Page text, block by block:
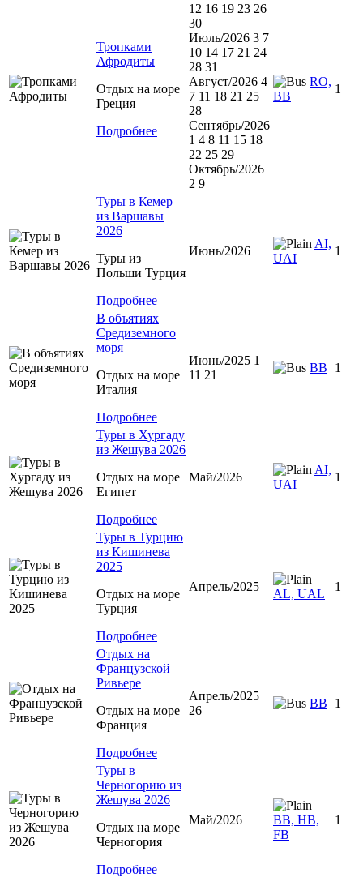
Тропками
Афродиты
Отдых на море
Греция
Подробнее
12 16 19 23 26
30
Июль/2026 3 7
10 14 17 21 24
28 31
Август/2026 4
7 11 18 21 25
28
Сентябрь/2026
1 4 8 11 15 18
22 25 29
Октябрь/2026
2 9
RO,
BB
1
Туры в Кемер
из Варшавы
2026
Туры из
Польши Турция
Подробнее
Июнь/2026
AI,
UAI
1
В объятиях
Средиземного
моря
Отдых на море
Италия
Подробнее
Июнь/2025 1
11 21
BB 1
Туры в Хургаду
из Жешува 2026
Отдых на море
Египет
Подробнее
Май/2026
AI,
UAI
1
Туры в Турцию
из Кишинева
2025
Отдых на море
Турция
Подробнее
Апрель/2025
AL, UAL
1
Отдых на
Французской
Ривьере
Отдых на море
Франция
Подробнее
Апрель/2025
26
BB 1
Туры в
Черногорию из
Жешува 2026
Отдых на море
Черногория
Подробнее
Май/2026
BB, HB,
FB
1